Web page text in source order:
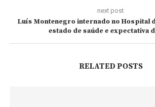
next post
Luís Montenegro internado no Hospital
estado de saúde e expectativa
RELATED POSTS